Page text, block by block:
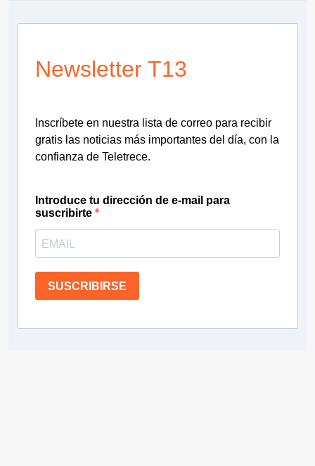
Newsletter T13
Inscríbete en nuestra lista de correo para recibir
gratis las noticias más importantes del día, con la
confianza de Teletrece.
Introduce tu dirección de e-mail para
suscribirte
SUSCRIBIRSE